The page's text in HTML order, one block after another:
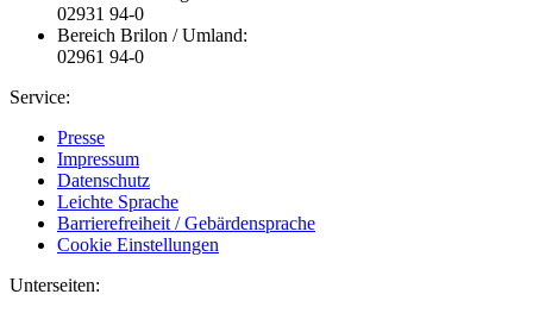
02931 94-0
Bereich Brilon / Umland:
02961 94-0
Service:
Presse
Impressum
Datenschutz
Leichte Sprache
Barrierefreiheit / Gebärdensprache
Cookie Einstellungen
Unterseiten: